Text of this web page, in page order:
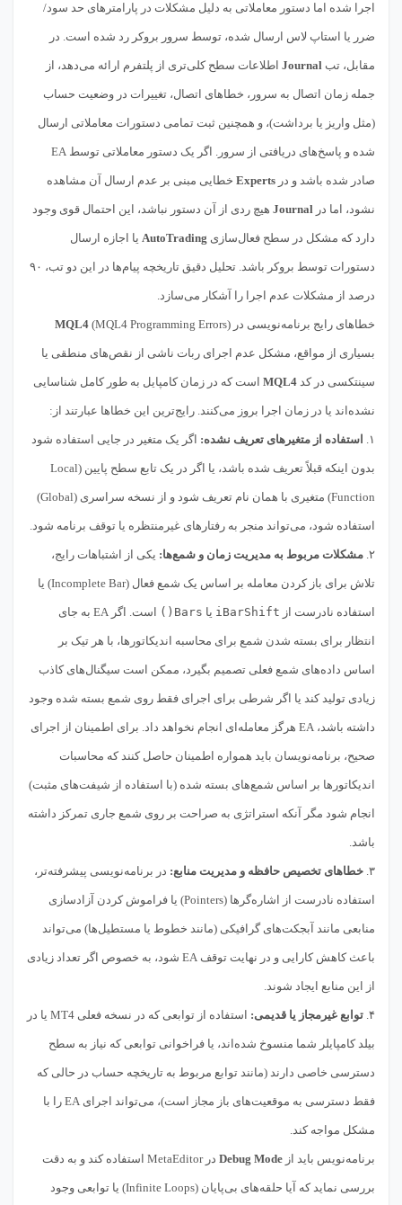
اجرا شده اما دستور معاملاتی به دلیل مشکلات در پارامترهای حد سود/
ضرر یا استاپ لاس ارسال شده، توسط سرور بروکر رد شده است. در
مقابل، تب Journal اطلاعات سطح کلی‌تری از پلتفرم ارائه می‌دهد، از
جمله زمان اتصال به سرور، خطاهای اتصال، تغییرات در وضعیت حساب
(مثل واریز یا برداشت)، و همچنین ثبت تمامی دستورات معاملاتی ارسال
شده و پاسخ‌های دریافتی از سرور. اگر یک دستور معاملاتی توسط EA
صادر شده باشد و در Experts خطایی مبنی بر عدم ارسال آن مشاهده
نشود، اما در Journal هیچ ردی از آن دستور نباشد، این احتمال قوی وجود
دارد که مشکل در سطح فعال‌سازی AutoTrading یا اجازه ارسال
دستورات توسط بروکر باشد. تحلیل دقیق تاریخچه پیام‌ها در این دو تب، ۹۰
درصد از مشکلات عدم اجرا را آشکار می‌سازد.
خطاهای رایج برنامه‌نویسی در MQL4 (MQL4 Programming Errors)
بسیاری از مواقع، مشکل عدم اجرای ربات ناشی از نقص‌های منطقی یا
سینتکسی در کد MQL4 است که در زمان کامپایل به طور کامل شناسایی
نشده‌اند یا در زمان اجرا بروز می‌کنند. رایج‌ترین این خطاها عبارتند از:
۱. استفاده از متغیرهای تعریف نشده: اگر یک متغیر در جایی استفاده شود
بدون اینکه قبلاً تعریف شده باشد، یا اگر در یک تابع سطح پایین (Local
Function) متغیری با همان نام تعریف شود و از نسخه سراسری (Global)
استفاده شود، می‌تواند منجر به رفتارهای غیرمنتظره یا توقف برنامه شود.
۲. مشکلات مربوط به مدیریت زمان و شمع‌ها: یکی از اشتباهات رایج،
تلاش برای باز کردن معامله بر اساس یک شمع فعال (Incomplete Bar) یا
استفاده نادرست از iBarShift یا Bars() است. اگر EA به جای
انتظار برای بسته شدن شمع برای محاسبه اندیکاتورها، با هر تیک بر
اساس داده‌های شمع فعلی تصمیم بگیرد، ممکن است سیگنال‌های کاذب
زیادی تولید کند یا اگر شرطی برای اجرای فقط روی شمع بسته شده وجود
داشته باشد، EA هرگز معامله‌ای انجام نخواهد داد. برای اطمینان از اجرای
صحیح، برنامه‌نویسان باید همواره اطمینان حاصل کنند که محاسبات
اندیکاتورها بر اساس شمع‌های بسته شده (با استفاده از شیفت‌های مثبت)
انجام شود مگر آنکه استراتژی به صراحت بر روی شمع جاری تمرکز داشته
باشد.
۳. خطاهای تخصیص حافظه و مدیریت منابع: در برنامه‌نویسی پیشرفته‌تر،
استفاده نادرست از اشاره‌گرها (Pointers) یا فراموش کردن آزادسازی
منابعی مانند آبجکت‌های گرافیکی (مانند خطوط یا مستطیل‌ها) می‌تواند
باعث کاهش کارایی و در نهایت توقف EA شود، به خصوص اگر تعداد زیادی
از این منابع ایجاد شوند.
۴. توابع غیرمجاز یا قدیمی: استفاده از توابعی که در نسخه فعلی MT4 یا در
بیلد کامپایلر شما منسوخ شده‌اند، یا فراخوانی توابعی که نیاز به سطح
دسترسی خاصی دارند (مانند توابع مربوط به تاریخچه حساب در حالی که
فقط دسترسی به موقعیت‌های باز مجاز است)، می‌تواند اجرای EA را با
مشکل مواجه کند.
برنامه‌نویس باید از Debug Mode در MetaEditor استفاده کند و به دقت
بررسی نماید که آیا حلقه‌های بی‌پایان (Infinite Loops) یا توابعی وجود